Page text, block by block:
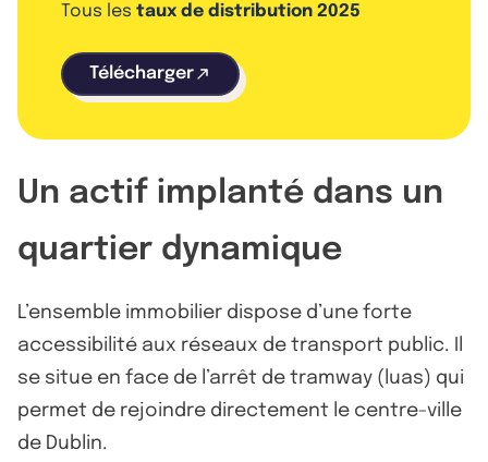
Tous les taux de distribution 2025
Télécharger
Un actif implanté dans un
quartier dynamique
L’ensemble immobilier dispose d’une forte
accessibilité aux réseaux de transport public. Il
se situe en face de l’arrêt de tramway (luas) qui
permet de rejoindre directement le centre-ville
de Dublin.